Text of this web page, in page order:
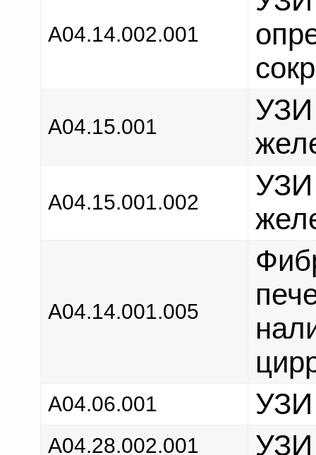
A04.14.002.001
А04.15.001
УЗИ
А04.15.001.002
УЗИ
А04.14.001.005
А04.06.001 УЗИ
A04.28.002.001 УЗИ